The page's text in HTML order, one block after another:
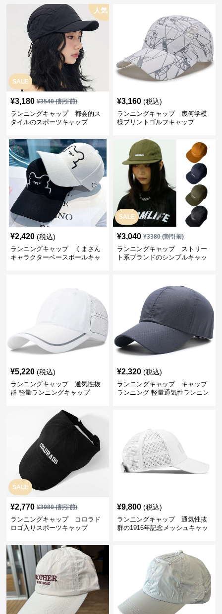
SALE
人気
¥3,180 ¥3540(割引前)
ランニングキャップ 都会的ス
タイルのスポーツキャップ
¥3,160 (税込)
ランニングキャップ 幾何学模
様プリントゴルフキャップ
¥2,420 (税込)
ランニングキャップ くまさん
キャラクターベースボールキャ
SALE
¥3,040 ¥3380(割引前)
ランニングキャップ ストリー
ト系ブランドのシンプルキャッ
¥5,220 (税込)
ランニングキャップ 通気性抜
群 軽量ランニングキャップ
¥2,320 (税込)
ランニングキャップ キャップ
ランニング 軽量通気性ランニン
SALE
¥2,770 ¥3080(割引前)
ランニングキャップ コロラド
ロゴ入りスポーツキャップ
¥9,800 (税込)
ランニングキャップ 通気性抜
群の1916年記念メッシュキャッ